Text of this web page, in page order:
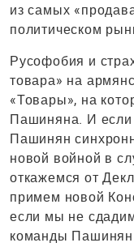
из самых
политическом
Русофобия и
товара» на
«Товары», на
Пашиняна. И
Пашинян
новой войной в
откажемся от
примем новой
если мы не
команды Пашинян